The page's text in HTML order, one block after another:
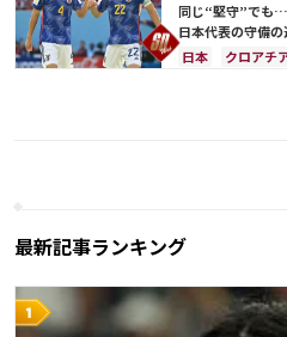
同じ“堅守”でも
日本代表の守備
か？【小宮良之
日本 クロアチ
最新記事ランキング